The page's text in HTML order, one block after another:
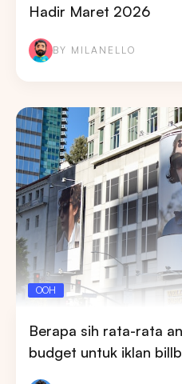
Hadir Maret 2026
BY MILANELLO
OOH
Berapa sih rata-rata
budget untuk iklan